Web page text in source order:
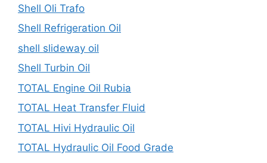
Shell Oli Trafo
Shell Refrigeration Oil
shell slideway oil
Shell Turbin Oil
TOTAL Engine Oil Rubia
TOTAL Heat Transfer Fluid
TOTAL Hivi Hydraulic Oil
TOTAL Hydraulic Oil Food Grade